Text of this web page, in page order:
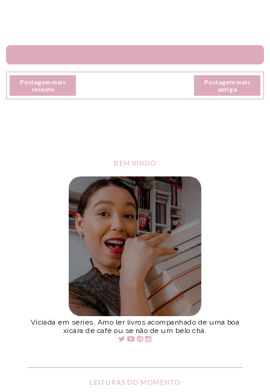
Postagem mais
recente
Postagem mais
antiga
BEM VINDO
Viciada em series. Amo ler livros acompanhado de uma boa
xicara de café ou se não de um belo chá.
LEITURAS DO MOMENTO